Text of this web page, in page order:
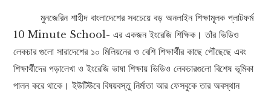
মুনজেরিন শাহীদ বাংলাদেশের সবচেয়ে বড় অনলাইন শিক্ষামূলক প্লাটফর্ম
10 Minute School- এর একজন ইংরেজি শিক্ষিক। তাঁর ভিডিও
লেকচার গুলো সারাদেশের ১০ মিলিয়নের ও বেশি শিক্ষার্থীর কাছে পৌঁছেছে এবং
শিক্ষার্থীদের পড়ালেখা ও ইংরেজি ভাষা শিক্ষায় ভিডিও লেকচারগুলো বিশেষ ভূমিকা
পালন করে থাকে। ইউটিউবে বিষয়বস্তু নির্মাতা আর ফেসবুকে তার অবস্থান